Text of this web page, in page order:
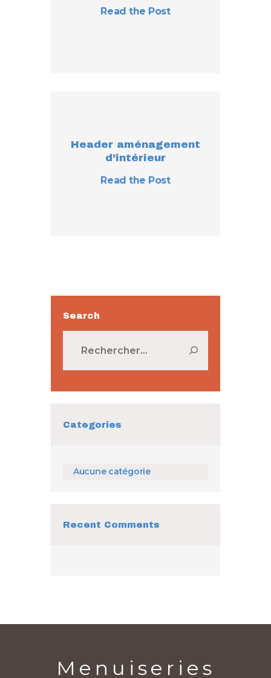
Read the Post
Header aménagement
d’intérieur
Read the Post
Search
Categories
Aucune catégorie
Recent Comments
Menuiseries